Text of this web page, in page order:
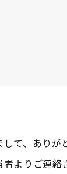
て、ありが
よりご連絡